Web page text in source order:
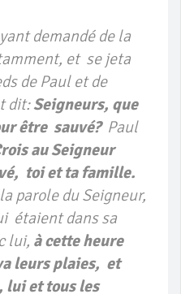
demandé de la
et se jeta
de Paul et de
dit:Seigneurs, que
être sauvé?Paul
au Seigneur
toi et ta famille.
parole du Seigneur,
étaient dans sa
lui, à cette heure
leurs plaies, et
et tous les